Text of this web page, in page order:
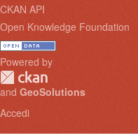
CKAN API
Open Knowledge Foundation
Powered by
and GeoSolutions
Accedi